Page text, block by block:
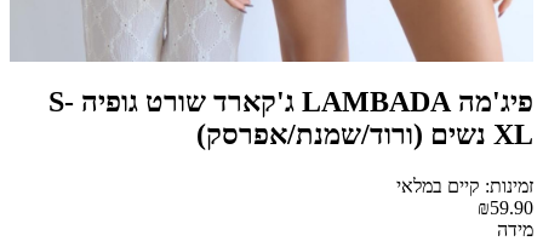
פיג'מה LAMBADA ג'קארד שורט גופיה S-
XL נשים (ורוד/שמנת/אפרסק)
זמינות: קיים במלאי
₪59.90
מידה